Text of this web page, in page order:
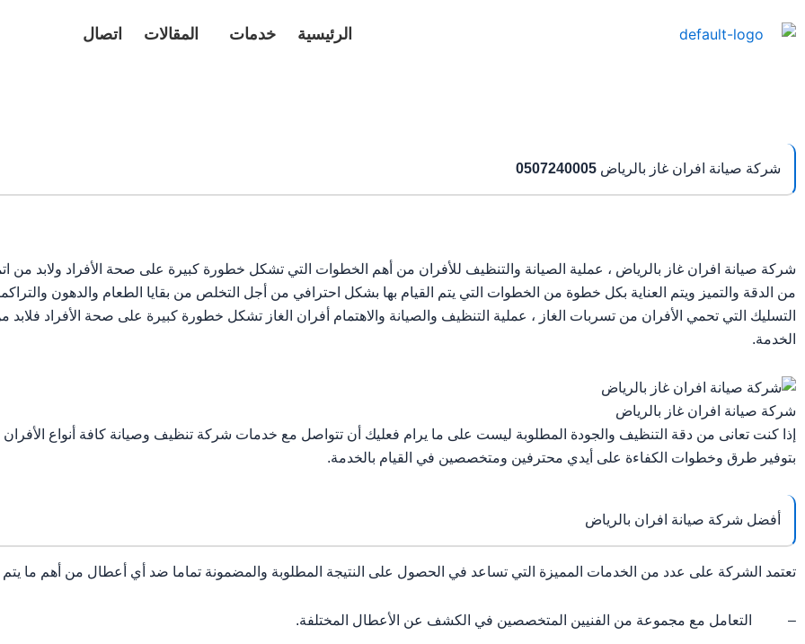
إلى
الرئيسية خدمات المقالات اتصال
شركة صيانة افران غاز بالرياض 0507240005
شركة صيانة افران غاز بالرياض ، عملية الصيانة والتنظيف للأفران من أهم الخطوات التي تشكل خطورة كبيرة على صحة الأفراد ولابد من
من الدقة والتميز ويتم العناية بكل خطوة من الخطوات التي يتم القيام بها بشكل احترافي من أجل التخلص من بقايا الطعام والدهون
التسليك التي تحمي الأفران من تسربات الغاز ، عملية التنظيف والصيانة والاهتمام أفران الغاز تشكل خطورة كبيرة على صحة الأفراد
الخدمة.
شركة صيانة افران غاز بالرياض
إذا كنت تعانى من دقة التنظيف والجودة المطلوبة ليست على ما يرام فعليك أن تتواصل مع خدمات شركة تنظيف وصيانة كافة أنواع الأفران
بتوفير طرق وخطوات الكفاءة على أيدي محترفين ومتخصصين في القيام بالخدمة.
أفضل شركة صيانة افران بالرياض
تعتمد الشركة على عدد من الخدمات المميزة التي تساعد في الحصول على النتيجة المطلوبة والمضمونة تماما ضد أي أعطال من أهم ما يتم
– التعامل مع مجموعة من الفنيين المتخصصين في الكشف عن الأعطال المختلفة.